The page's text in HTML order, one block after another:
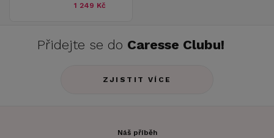
1 249 Kč
Přidejte se do Caresse Clubu!
ZJISTIT VÍCE
Náš příběh